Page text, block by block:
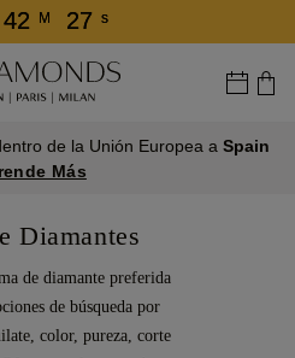
42 M 27 s
de la Unión Europea a Spain
Más
Diamantes
de diamante preferida
de búsqueda por
color, pureza, corte